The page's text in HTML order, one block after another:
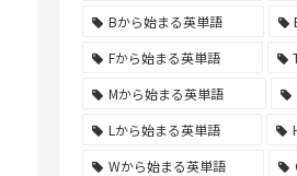
Bから始まる英単語
Fから始まる英単語
Mから始まる英単語
Lから始まる英単語
Wから始まる英単語